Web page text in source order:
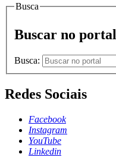
Busca
Buscar no portal
Busca:
Redes Sociais
Facebook
Instagram
YouTube
Linkedin